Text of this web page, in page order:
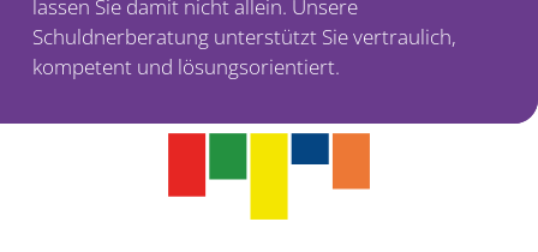
lassen Sie damit nicht allein. Unsere
Schuldnerberatung unterstützt Sie vertraulich,
kompetent und lösungsorientiert.